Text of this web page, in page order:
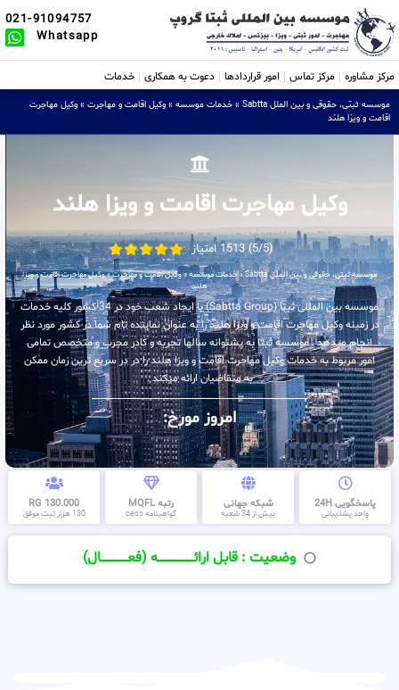
021-91094757
Whatsapp
مرکز مشاوره مرکز تماس امور قراردادها دعوت به همکاری خدمات
موسسه ثبتی، حقوقی و بین الملل Sabtta » خدمات موسسه » وکیل اقامت و مهاجرت » وکیل مهاجرت
اقامت و ویزا هلند
وکیل مهاجرت اقامت و ویزا هلند
(5/5) 1513 امتیاز
موسسه ثبتی، حقوقی و بین الملل Sabtta »خدمات موسسه»وکیل اقامت و مهاجرت»وکیل مهاجرت اقامت و ویزا
هلند
موسسه بین المللی ثبتا (Sabtta Group) با ایجاد شعب خود در 34 کشور کلیه خدمات
در زمینه وکیل مهاجرت اقامت و ویزا هلند را به عنوان نماینده تام شما در کشور مورد نظر
انجام میدهد . موسسه ثبتا به پشتوانه سالها تجربه و کادر مجرب و متخصص تمامی
امور مربوط به خدمات وکیل مهاجرت اقامت و ویزا هلند را در در سریع ترین زمان ممکن
به متقاضیان ارائه میکند .
امروز مورخ:
پاسخگویی 24H
واحد پشتیبانی
شبکه جهانی
بیش از 34 شعبه
رتبه MQFL
گواهینامه cess
130.000 RG
130 هزار ثبت موفق
وضعیت : قابل ارائــــــــــــــــــــه (فعـــــــــــــــال)